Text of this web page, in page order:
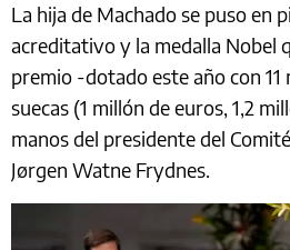
La hija de Machado se puso en
acreditativo y la medalla Nobel
premio -dotado este año con 11
suecas (1 millón de euros, 1,2
manos del presidente del
Jørgen Watne Frydnes.